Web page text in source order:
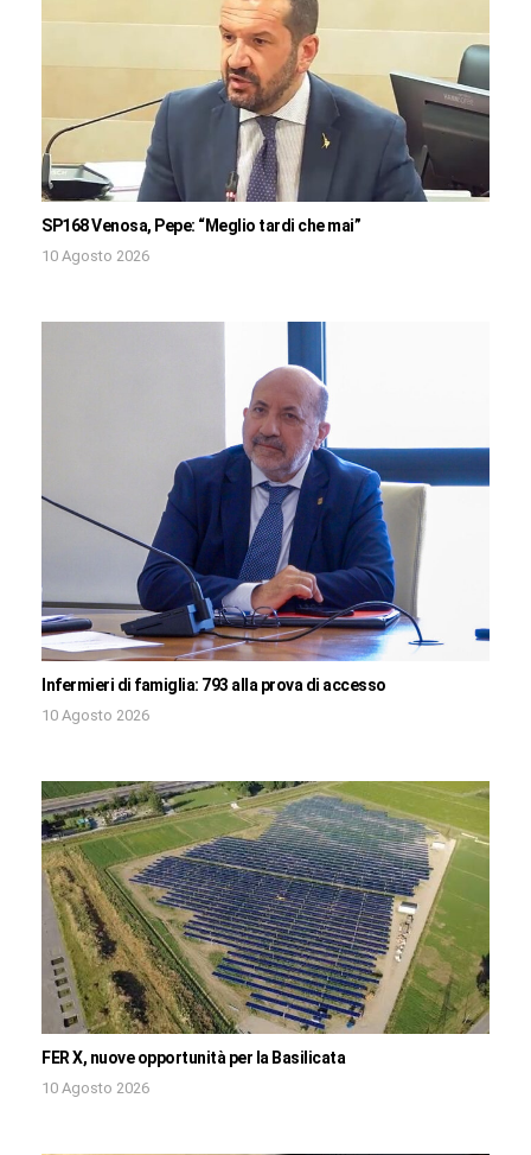
SP168 Venosa, Pepe: “Meglio tardi che mai”
10 Agosto 2026
Infermieri di famiglia: 793 alla prova di accesso
10 Agosto 2026
FER X, nuove opportunità per la Basilicata
10 Agosto 2026